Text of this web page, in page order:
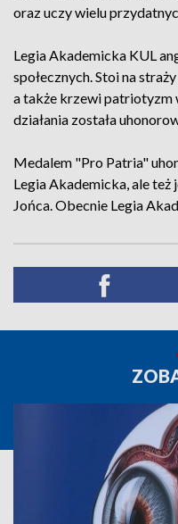
oraz uczy wielu
Legia Akademicka KUL
społecznych. Stoi na
a także krzewi patriotyzm
działania została
Medalem "Pro Patria"
Legia Akademicka, ale
Jońca. Obecnie Legia